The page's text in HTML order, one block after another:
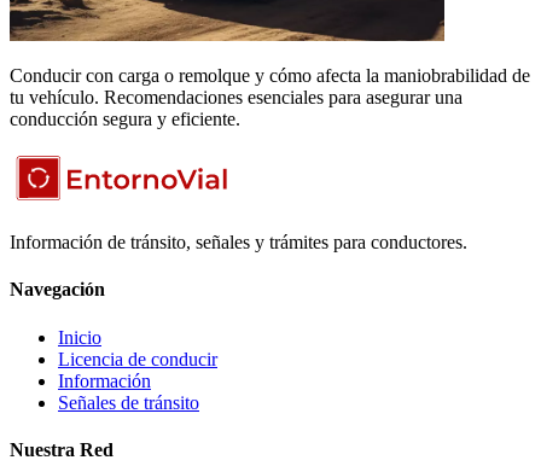
Conducir con carga o remolque y cómo afecta la maniobrabilidad de
tu vehículo. Recomendaciones esenciales para asegurar una
conducción segura y eficiente.
Información de tránsito, señales y trámites para conductores.
Navegación
Inicio
Licencia de conducir
Información
Señales de tránsito
Nuestra Red